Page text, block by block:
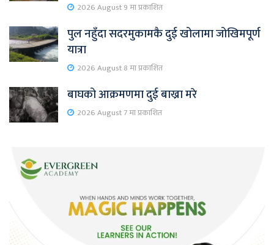
2026 August 9 मा प्रकाशित
पुल नहुँदा सदरमुकामकै दुई खोलामा जोखिमपूर्ण
यात्रा
2026 August 8 मा प्रकाशित
बाघको आक्रमणमा दुई बाख्रा मरे
2026 August 7 मा प्रकाशित